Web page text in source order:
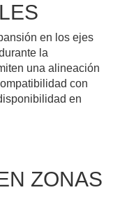
en los ejes
la
una alineación
con
en
ZONAS